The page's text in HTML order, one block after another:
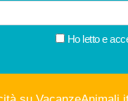
Ho letto e